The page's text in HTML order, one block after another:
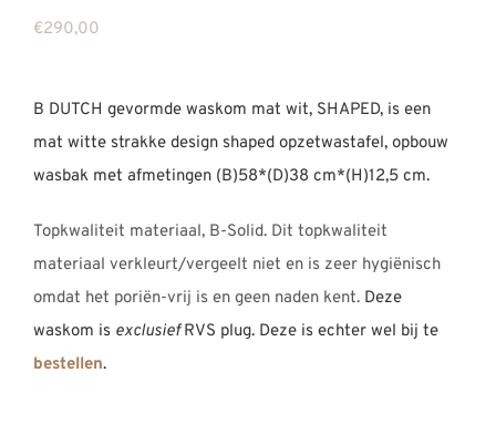
€290,00
B DUTCH gevormde waskom mat wit, SHAPED, is een
mat witte strakke design shaped opzetwastafel, opbouw
wasbak met afmetingen (B)58*(D)38 cm*(H)12,5 cm.
Topkwaliteit materiaal, B-Solid. Dit topkwaliteit
materiaal verkleurt/vergeelt niet en is zeer hygiënisch
omdat het poriën-vrij is en geen naden kent. Deze
waskom is exclusiefRVS plug. Deze is echter wel bij te
bestellen.